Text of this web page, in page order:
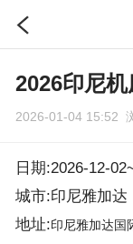
2026印尼
2026-01-04 15:52
日期:2026-12-
城市:印尼雅加达
地址:印尼雅加达国